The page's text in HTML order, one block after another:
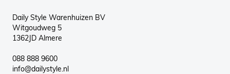
Daily Style Warenhuizen BV
Witgoudweg 5
1362JD Almere
088 888 9600
info@dailystyle.nl